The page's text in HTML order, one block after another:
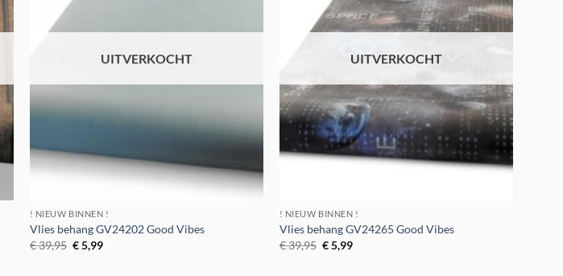
UITVERKOCHT
! NIEUW BINNEN !
Vlies behang GV24202 Good Vibes
€39,95 Oorspronkelijke
prijs
€5,99Huidige
UITVERKOCHT
! NIEUW BINNEN !
Vlies behang GV24265 Good Vibes
€39,95 Oorspronkelijke
prijs
€5,99Huidige